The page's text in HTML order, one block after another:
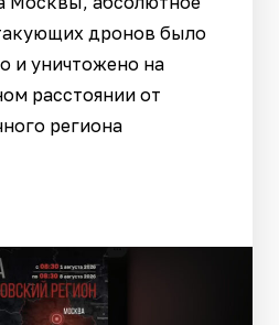
дронов было
и уничтожено на
расстоянии от
региона